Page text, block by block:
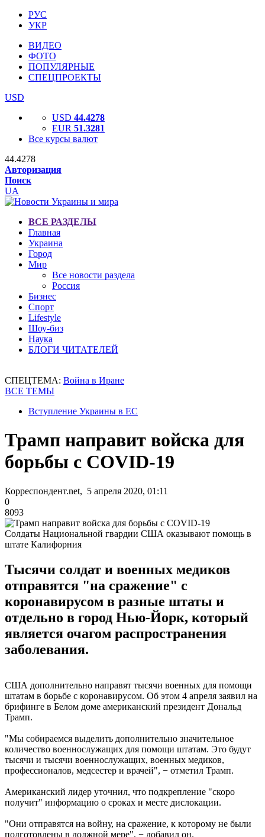
РУС
УКР
ВИДЕО
ФОТО
ПОПУЛЯРНЫЕ
СПЕЦПРОЕКТЫ
USD
USD 44.4278
EUR 51.3281
Все курсы валют
44.4278
Авторизация
Поиск
UA
ВСЕ РАЗДЕЛЫ
Главная
Украина
Город
Мир
Все новости раздела
Россия
Бизнес
Спорт
Lifestyle
Шоу-биз
Наука
БЛОГИ ЧИТАТЕЛЕЙ
СПЕЦТЕМА: Война в Иране
ВСЕ ТЕМЫ
Вступление Украины в ЕС
Трамп направит войска для
борьбы с COVID-19
Корреспондент.net, 5 апреля 2020, 01:11
0
8093
Солдаты Национальной гвардии CША оказывают помощь в
штате Калифорния
Тысячи солдат и военных медиков
отправятся "на сражение" с
коронавирусом в разные штаты и
отдельно в город Нью-Йорк, который
является очагом распространения
заболевания.
США дополнительно направят тысячи военных для помощи
штатам в борьбе с коронавирусом. Об этом 4 апреля заявил на
брифинге в Белом доме американский президент Дональд
Трамп.
"Мы собираемся выделить дополнительно значительное
количество военнослужащих для помощи штатам. Это будут
тысячи и тысячи военнослужащих, военных медиков,
профессионалов, медсестер и врачей", − отметил Трамп.
Американский лидер уточнил, что подкрепление "скоро
получит" информацию о сроках и месте дислокации.
"Они отправятся на войну, на сражение, к которому не были
подготовлены в должной мере", − добавил он.